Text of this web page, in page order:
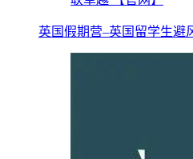
英国假期营–英国留学生避